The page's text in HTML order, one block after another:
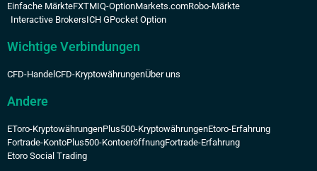
Einfache MärkteFXTMIQ-OptionMarkets.comRobo-Märkte
Interactive BrokersICH GPocket Option
Wichtige Verbindungen
CFD-Handel CFD-KryptowährungenÜber uns
Andere
EToro-KryptowährungenPlus500-KryptowährungenEtoro-Erfahrung
Fortrade-KontoPlus500-KontoeröffnungFortrade-Erfahrung
Etoro Social Trading